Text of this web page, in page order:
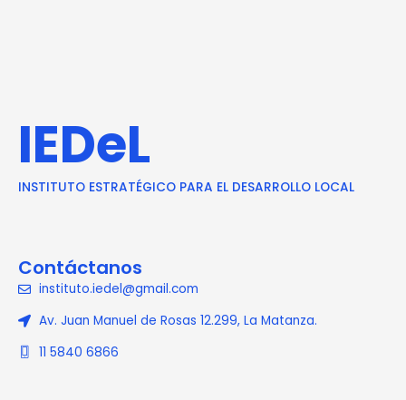
IEDeL
INSTITUTO ESTRATÉGICO PARA EL DESARROLLO LOCAL
Contáctanos
instituto.iedel@gmail.com
Av. Juan Manuel de Rosas 12.299, La Matanza.
11 5840 6866